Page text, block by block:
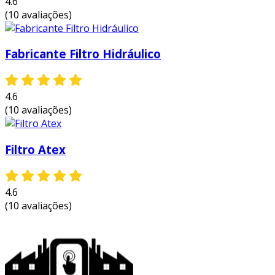
adequada, é possível evitar manutenções
frequentes e dispendiosas em máquinas e
equipamentos, resultando em economia a
longo prazo.
aumento da vida útil dos componentes:
vida útil de bombas, válvulas e outros
elementos do sistema hidráulico,
sistemas bem filtrados operam de forma
energia e melhorando o desempenho
segurança:a proteção dos sistemas
hidráulicos contra falhas é essencial para
a segurança da operação, prevenindo
(10 avaliações)
Fabricante Filtro Hidráulico
4.6
(10 avaliações)
Filtro Atex
4.6
(10 avaliações)